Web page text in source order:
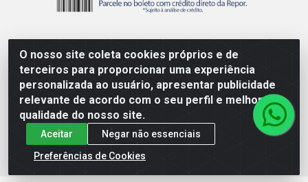
O nosso site coleta cookies próprios e de
terceiros para proporcionar uma experiência
personalizada ao usuário, apresentar publicidade
relevante de acordo com o seu perfil e melhorar a
qualidade do nosso site.
Aceitar
Negar não essenciais
Preferências de Cookies
AMEV IMPORTADORA E DISTRIBUIDORA LTDA - Rodovia
MG-050 km 136 S/N - Cacôco de Cima, Divinópolis/MG -
CEP 35.500-970 – CNPJ 41.747.346/0001-35